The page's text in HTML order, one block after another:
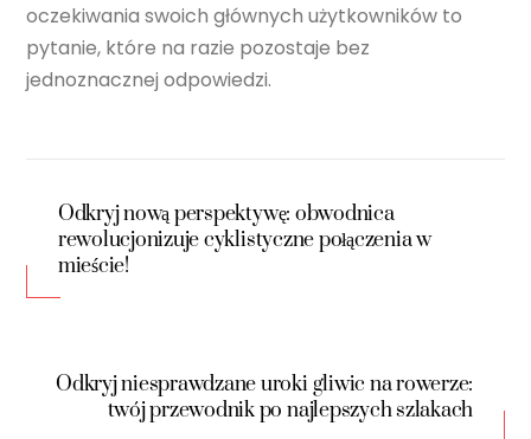
oczekiwania swoich głównych użytkowników to
pytanie, które na razie pozostaje bez
jednoznacznej odpowiedzi.
Odkryj nową perspektywę: obwodnica
rewolucjonizuje cyklistyczne połączenia w
mieście!
Odkryj niesprawdzane uroki gliwic na rowerze:
twój przewodnik po najlepszych szlakach